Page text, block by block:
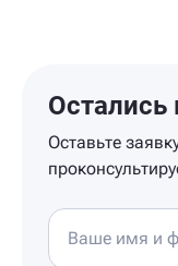
Остались
Оставьте